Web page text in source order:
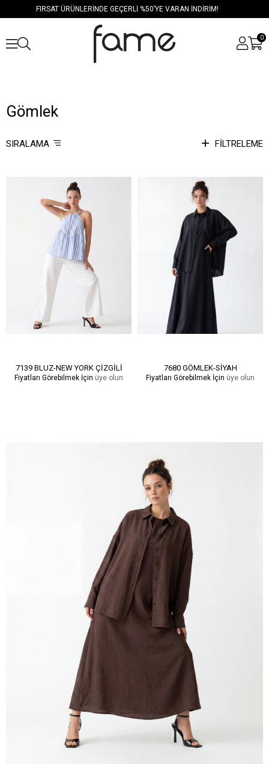
FIRSAT ÜRÜNLERİNDE GEÇERLİ %50’YE VARAN İNDİRİM!
0
Gömlek
FILTRELEME
SIRALAMA
7139 BLUZ-NEW YORK ÇİZGİLİ
Fiyatları Görebilmek İçin üye olun
7680 GÖMLEK-SİYAH
Fiyatları Görebilmek İçin üye olun